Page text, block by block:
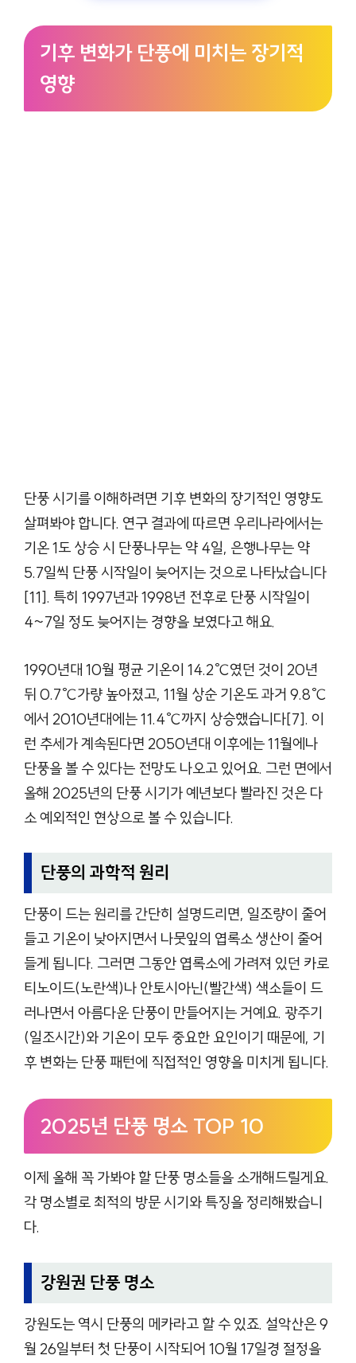
기후 변화가 단풍에 미치는 장기적
영향
단풍 시기를 이해하려면 기후 변화의 장기적인 영향도
살펴봐야 합니다. 연구 결과에 따르면 우리나라에서는
기온 1도 상승 시 단풍나무는 약 4일, 은행나무는 약
5.7일씩 단풍 시작일이 늦어지는 것으로 나타났습니다
[11]. 특히 1997년과 1998년 전후로 단풍 시작일이
4~7일 정도 늦어지는 경향을 보였다고 해요.
1990년대 10월 평균 기온이 14.2℃였던 것이 20년
뒤 0.7℃가량 높아졌고, 11월 상순 기온도 과거 9.8℃
에서 2010년대에는 11.4℃까지 상승했습니다[7]. 이
런 추세가 계속된다면 2050년대 이후에는 11월에나
단풍을 볼 수 있다는 전망도 나오고 있어요. 그런 면에서
올해 2025년의 단풍 시기가 예년보다 빨라진 것은 다
소 예외적인 현상으로 볼 수 있습니다.
단풍의 과학적 원리
단풍이 드는 원리를 간단히 설명드리면, 일조량이 줄어
들고 기온이 낮아지면서 나뭇잎의 엽록소 생산이 줄어
들게 됩니다. 그러면 그동안 엽록소에 가려져 있던 카로
티노이드(노란색)나 안토시아닌(빨간색) 색소들이 드
러나면서 아름다운 단풍이 만들어지는 거예요. 광주기
(일조시간)와 기온이 모두 중요한 요인이기 때문에, 기
후 변화는 단풍 패턴에 직접적인 영향을 미치게 됩니다.
2025년 단풍 명소 TOP 10
이제 올해 꼭 가봐야 할 단풍 명소들을 소개해드릴게요.
각 명소별로 최적의 방문 시기와 특징을 정리해봤습니
다.
강원권 단풍 명소
강원도는 역시 단풍의 메카라고 할 수 있죠. 설악산은 9
월 26일부터 첫 단풍이 시작되어 10월 17일경 절정을